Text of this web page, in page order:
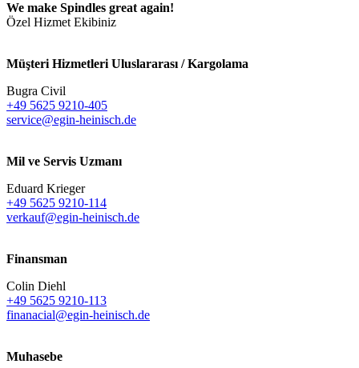
We make Spindles great again!
Özel Hizmet Ekibiniz
Müşteri Hizmetleri Uluslararası / Kargolama
Bugra Civil
+49 5625 9210-405
service@egin-heinisch.de
Mil ve Servis Uzmanı
Eduard Krieger
+49 5625 9210-114
verkauf@egin-heinisch.de
Finansman
Colin Diehl
+49 5625 9210-113
finanacial@egin-heinisch.de
Muhasebe